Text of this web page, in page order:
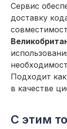
Сервис
доставку
Подходит
в качестве
С этим